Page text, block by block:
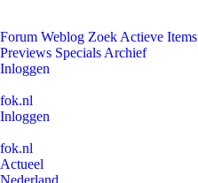
Forum Weblog Zoek Actieve Items
Previews Specials Archief
Inloggen
fok.nl
Inloggen
fok.nl
Actueel
Nederland